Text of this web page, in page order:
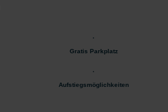
Gratis Parkplatz
Aufstiegsmöglichkeiten